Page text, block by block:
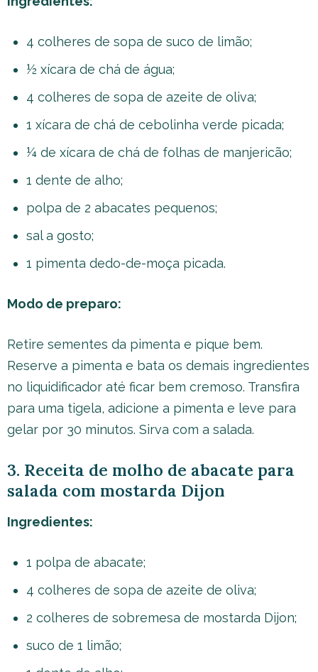
4 colheres de sopa de suco de limão;
½ xícara de chá de água;
4 colheres de sopa de azeite de oliva;
1 xícara de chá de cebolinha verde picada;
¼ de xícara de chá de folhas de manjericão;
1 dente de alho;
polpa de 2 abacates pequenos;
sal a gosto;
1 pimenta dedo-de-moça picada.
Modo de preparo:
Retire sementes da pimenta e pique bem.
Reserve a pimenta e bata os demais ingredientes
no liquidificador até ficar bem cremoso. Transfira
para uma tigela, adicione a pimenta e leve para
gelar por 30 minutos. Sirva com a salada.
3. Receita de molho de abacate para
salada com mostarda Dijon
Ingredientes:
1 polpa de abacate;
4 colheres de sopa de azeite de oliva;
2 colheres de sobremesa de mostarda Dijon;
suco de 1 limão;